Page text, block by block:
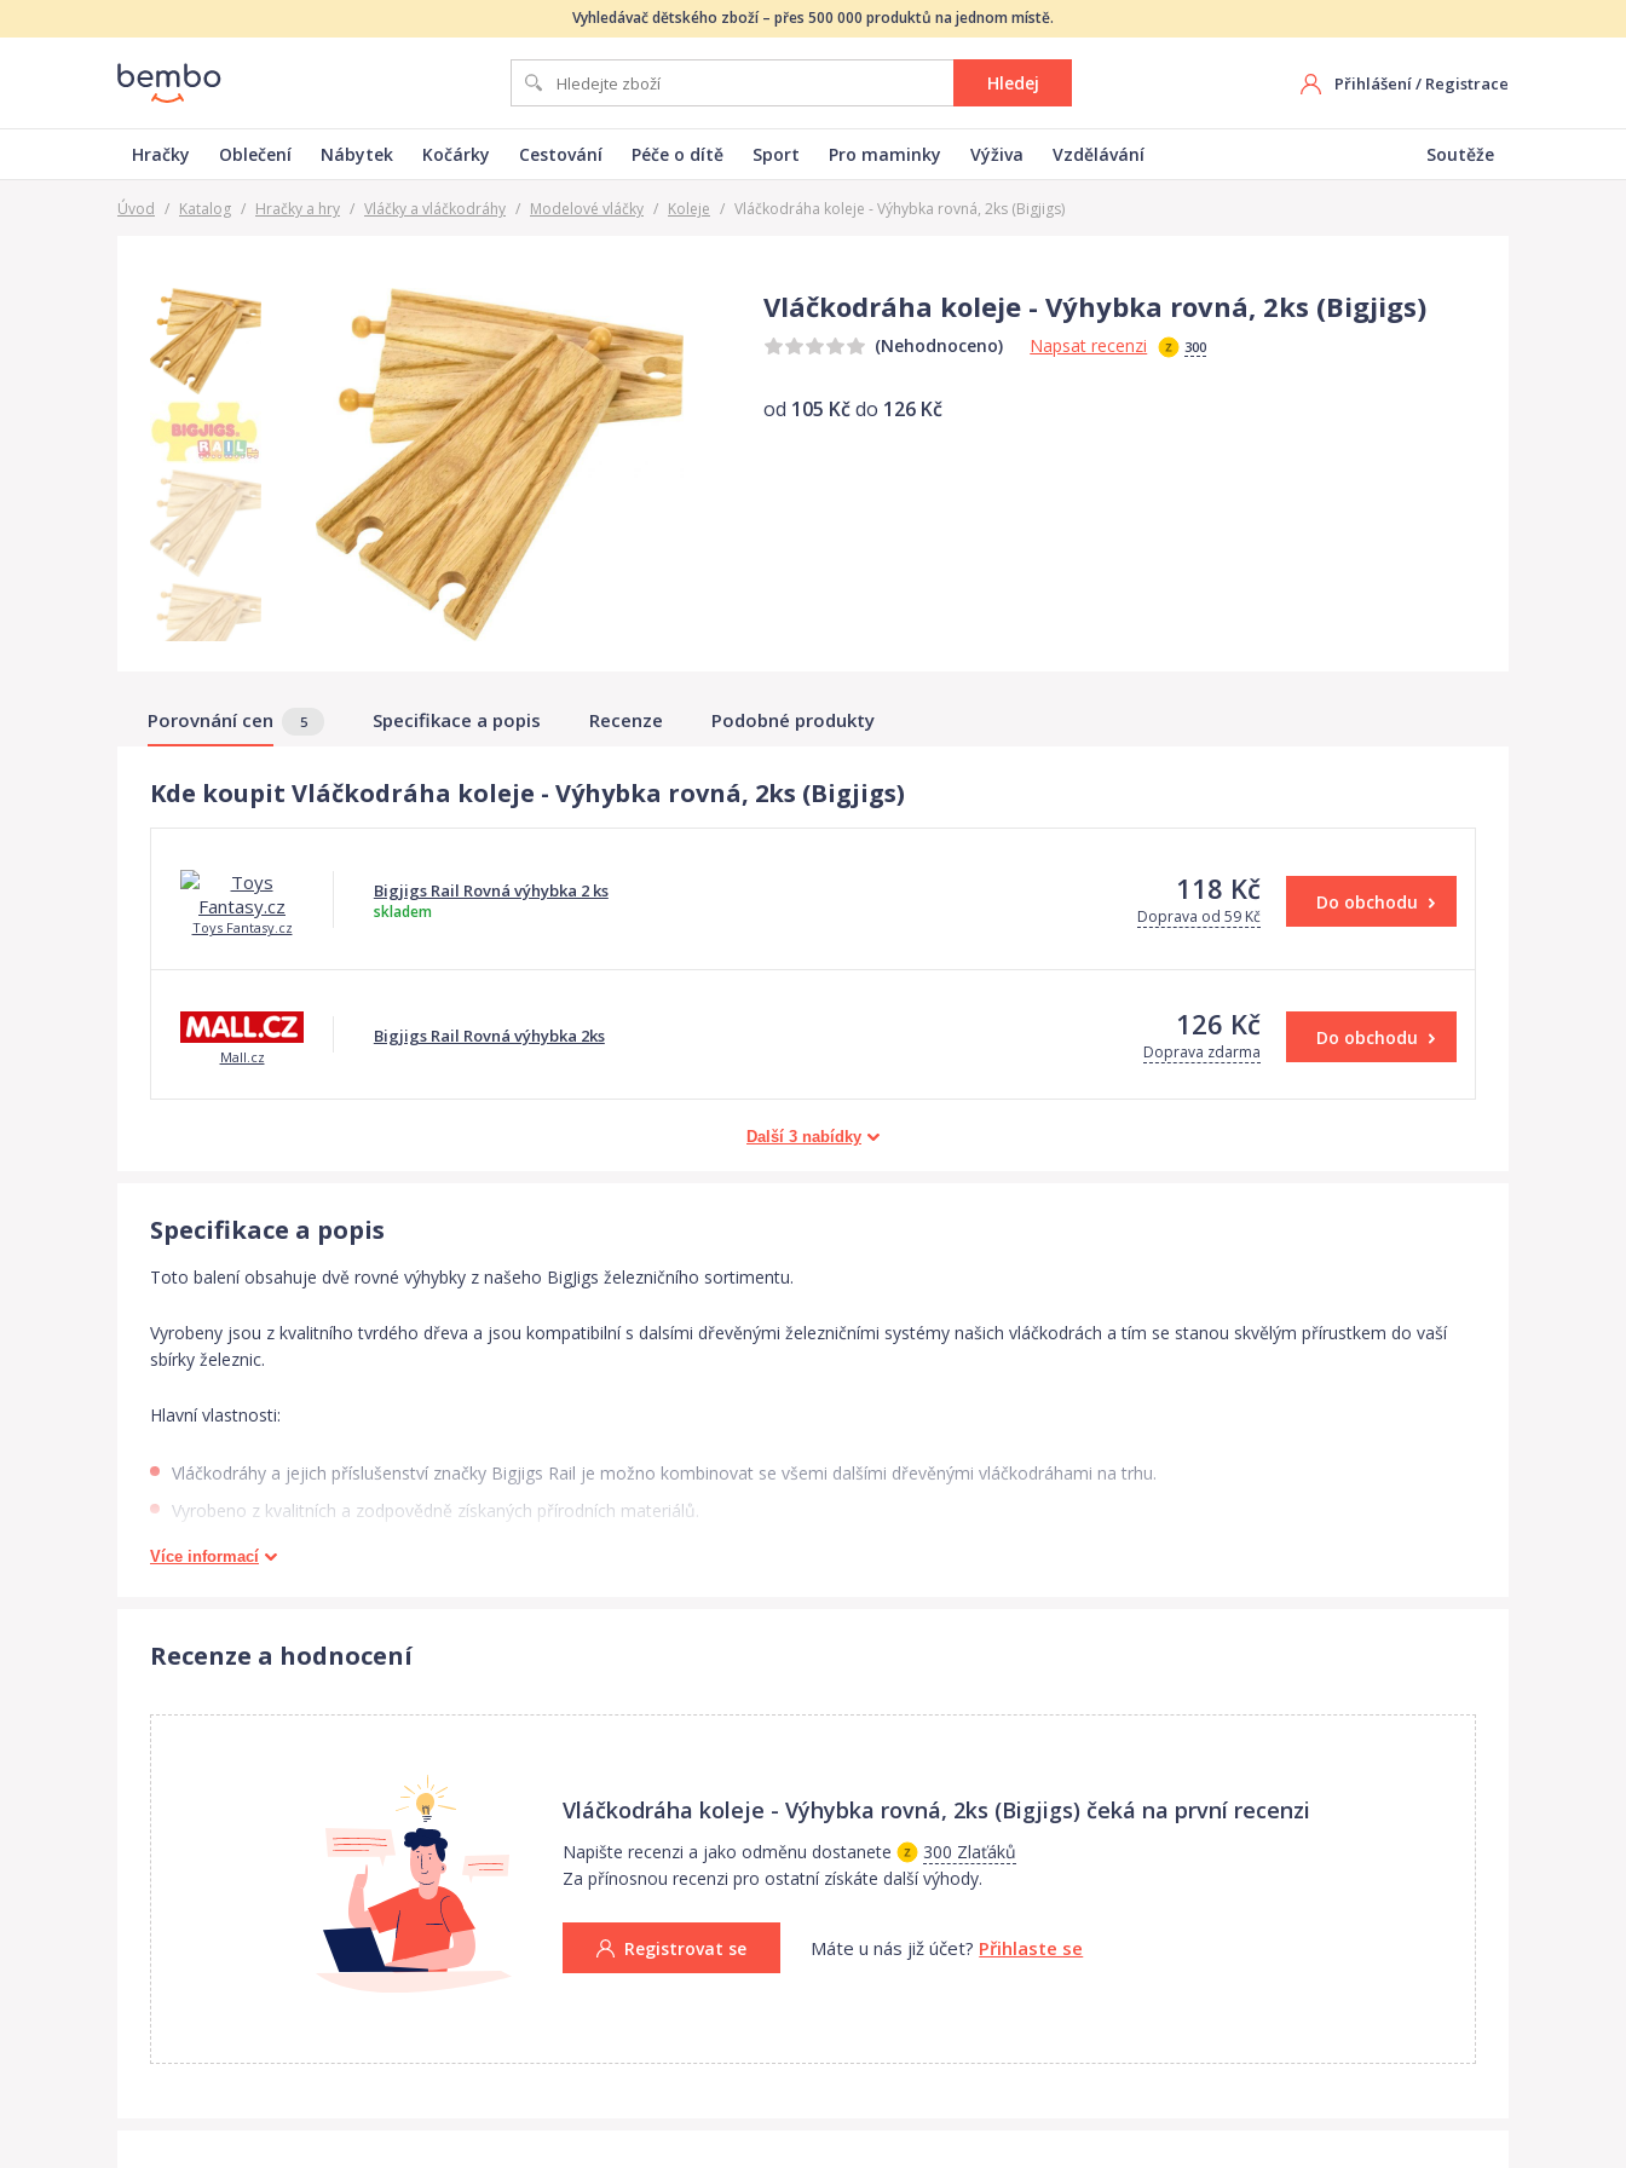
Vyhledávač dětského zboží – přes 500 000 produktů na jednom místě.
Hledej Přihlášení/ Registrace
Hračky Oblečení Nábytek Kočárky Cestování Péče o dítě Sport Pro maminky Výživa Vzdělávání Soutěže
Úvod / Katalog / Hračky a hry / Vláčky a vláčkodráhy / Modelové vláčky / Koleje / Vláčkodráha koleje - Výhybka rovná, 2ks (Bigjigs)
Vláčkodráha koleje - Výhybka rovná, 2ks (Bigjigs)
(Nehodnoceno) Napsat recenzi 300
od 105 Kčdo 126 Kč
Porovnání cen 5 Specifikace a popis Recenze Podobné produkty
Kde koupit Vláčkodráha koleje - Výhybka rovná, 2ks (Bigjigs)
Toys Fantasy.cz
Bigjigs Rail Rovná výhybka 2 ks
skladem
118 Kč
Doprava od 59 Kč
Do obchodu
Mall.cz
Bigjigs Rail Rovná výhybka 2ks 126 Kč
Doprava zdarma
Do obchodu
Další 3 nabídky
Specifikace a popis
Toto balení obsahuje dvě rovné výhybky z našeho BigJigs železničního sortimentu.
Vyrobeny jsou z kvalitního tvrdého dřeva a jsou kompatibilní s dalsími dřevěnými železničními systémy našich vláčkodrách a tím se stanou skvělým přírustkem do vaší
sbírky železnic.
Hlavní vlastnosti:
Vláčkodráhy a jejich příslušenství značky Bigjigs Rail je možno kombinovat se všemi dalšími dřevěnými vláčkodráhami na trhu.
Vyrobeno z kvalitních a zodpovědně získaných přírodních materiálů.
Odpovídá současným evropským bezpečnostním normám.
své výrobky prodávali na trhu. Spokojení zákazníci výrobce motivovali k mnoha dalším nápadům a rozšíření nabídky o další dřevěné hračky. Přibylo zasílání poštou a
prodej přes katalog. Spokojenost a věhlas značky rostla, takže následoval velkoobchodní prodej a pro udržení výrobních cen přesun a rozšíření výroby na východ. Nové
značky kvalitních a nápaditých hraček si v Anglii všimly další velké prodejní firmy.
Dnes Bigjigs hračky zůstávájí ve vlastnictví rodiny s obrovskými sklady v jiho-východní Anglii.
Společnost i nadále dodává své hračky široké zákaznické základně ve Velké Británii a západní Evropě podpořená loajálním, oddaným a tvrdě pracujícím týmem
zaměstnanců. Veškeré dřevěné hračky BigJigs jsou navržené v Anglii a vyrobené jak tamtéž, tak i ve východní Evropě a jihovýchodní Asii.
Kvalita hraček značky BigJigs je testována a odpovídá všem podmínkám pro prodej v EU a USA.
Více informací
Recenze a hodnocení
Vláčkodráha koleje - Výhybka rovná, 2ks (Bigjigs) čeká na první recenzi
Napište recenzi a jako odměnu dostanete
300 Zlaťáků
Za přínosnou recenzi pro ostatní získáte další výhody.
Registrovat se Máte u nás již účet? Přihlaste se